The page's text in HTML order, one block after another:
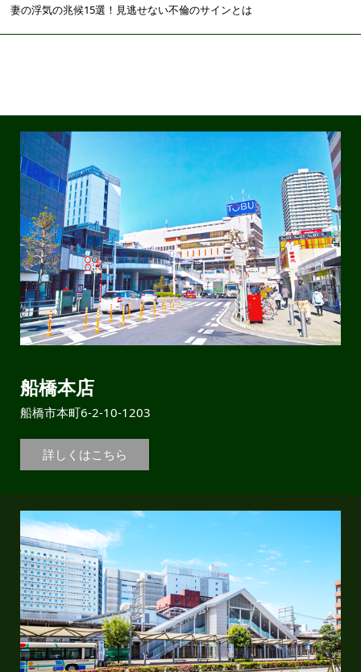
妻の浮気の兆候15選！見逃せない不倫のサインとは
船橋本店
船橋市本町6-2-10-1203
詳しくはこちら